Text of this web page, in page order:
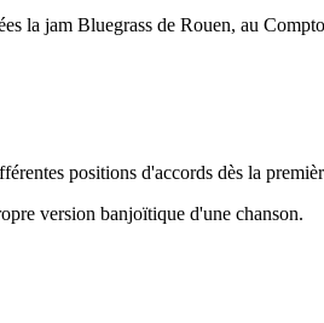
la jam Bluegrass de Rouen, au
positions d'accords dès la
version banjoïtique d'une chanson.